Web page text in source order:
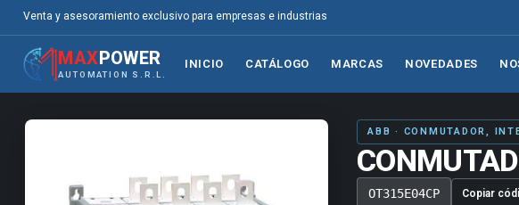
Venta y asesoramiento exclusivo para empresas e industrias
MAXPOWER
AUTOMATION S.R.L.
INICIO CATÁLOGO MARCAS NOVEDADES
ABB · CONMUTADOR,
OT315E04CP Copiar